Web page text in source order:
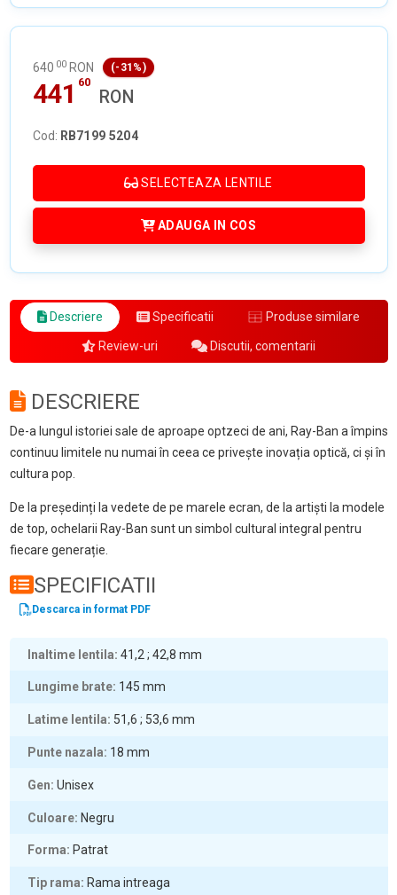
640 00 RON (-31%)
441 60
RON
Cod: RB7199 5204
SELECTEAZA LENTILE
ADAUGA IN COS
Descriere Specificatii Produse similare
Review-uri Discutii, comentarii
DESCRIERE
De-a lungul istoriei sale de aproape optzeci de ani, Ray-Ban a împins
continuu limitele nu numai în ceea ce privește inovația optică, ci și în
cultura pop.
De la președinți la vedete de pe marele ecran, de la artiști la modele
de top, ochelarii Ray-Ban sunt un simbol cultural integral pentru
fiecare generație.
SPECIFICATII
Descarca in format PDF
Inaltime lentila 41,2 ; 42,8 mm
Lungime brate 145 mm
Latime lentila 51,6 ; 53,6 mm
Punte nazala 18 mm
Gen Unisex
Culoare Negru
Forma Patrat
Tip rama Rama intreaga